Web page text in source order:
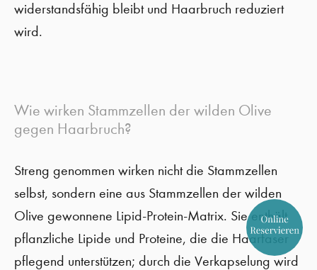
widerstandsfähig bleibt und Haarbruch reduziert
wird.
Wie wirken Stammzellen der wilden Olive
gegen Haarbruch?
Streng genommen wirken nicht die Stammzellen
selbst, sondern eine aus Stammzellen der wilden
Olive gewonnene Lipid-Protein-Matrix. Sie enthält
pflanzliche Lipide und Proteine, die die Haarfaser
pflegend unterstützen; durch die Verkapselung wird